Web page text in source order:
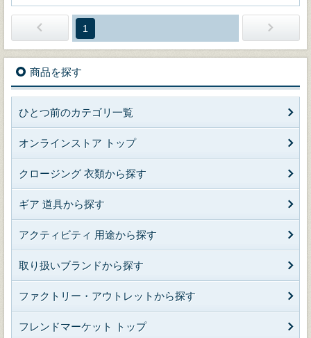
1
商品を探す
ひとつ前のカテゴリ一覧
オンラインストア トップ
クロージング 衣類から探す
ギア 道具から探す
アクティビティ 用途から探す
取り扱いブランドから探す
ファクトリー・アウトレットから探す
フレンドマーケット トップ